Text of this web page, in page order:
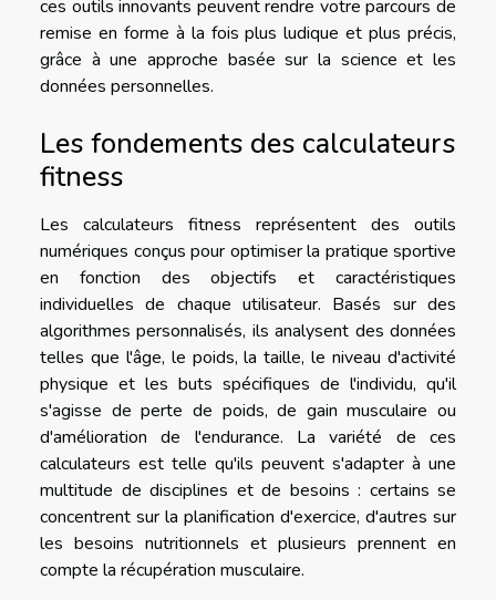
ces outils innovants peuvent rendre votre parcours de
remise en forme à la fois plus ludique et plus précis,
grâce à une approche basée sur la science et les
données personnelles.
Les fondements des calculateurs
fitness
Les calculateurs fitness représentent des outils
numériques conçus pour optimiser la pratique sportive
en fonction des objectifs et caractéristiques
individuelles de chaque utilisateur. Basés sur des
algorithmes personnalisés, ils analysent des données
telles que l'âge, le poids, la taille, le niveau d'activité
physique et les buts spécifiques de l'individu, qu'il
s'agisse de perte de poids, de gain musculaire ou
d'amélioration de l'endurance. La variété de ces
calculateurs est telle qu'ils peuvent s'adapter à une
multitude de disciplines et de besoins : certains se
concentrent sur la planification d'exercice, d'autres sur
les besoins nutritionnels et plusieurs prennent en
compte la récupération musculaire.